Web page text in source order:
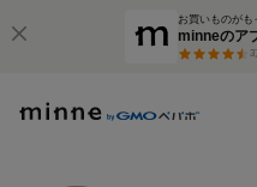
お買いものがも
minneのア
3